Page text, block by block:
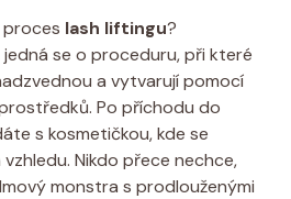
lash liftingu?
se o proceduru, při které
a vytvarují pomocí
Po příchodu do
s kosmetičkou, kde se
Nikdo přece nechce,
monstra s prodlouženými